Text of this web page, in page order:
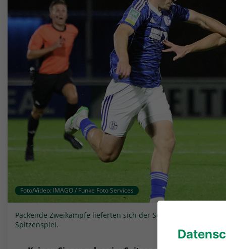
Foto/Video: IMAGO / Funke Foto Services
Packende Zweikämpfe lieferten sich der Schalker Tim-Justin
Spitzenspiel.